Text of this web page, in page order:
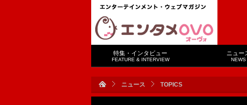
特集・インタビュー
FEATURE & INTERVIEW
ニュー
NEWS
ニュース TOPICS